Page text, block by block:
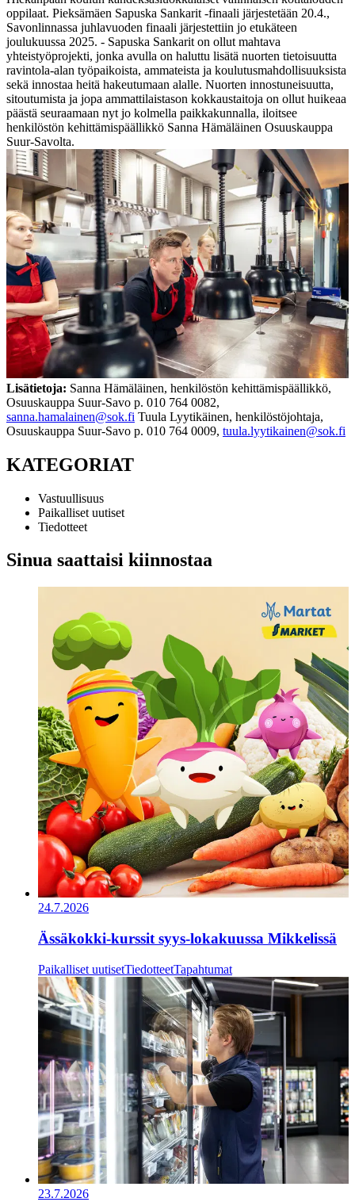
oppilaat. Pieksämäen Sapuska Sankarit -finaali järjestetään 20.4.,
Savonlinnassa juhlavuoden finaali järjestettiin jo etukäteen
joulukuussa 2025. - Sapuska Sankarit on ollut mahtava
yhteistyöprojekti, jonka avulla on haluttu lisätä nuorten tietoisuutta
ravintola-alan työpaikoista, ammateista ja koulutusmahdollisuuksista
sekä innostaa heitä hakeutumaan alalle. Nuorten innostuneisuutta,
sitoutumista ja jopa ammattilaistason kokkaustaitoja on ollut huikeaa
päästä seuraamaan nyt jo kolmella paikkakunnalla, iloitsee
henkilöstön kehittämispäällikkö Sanna Hämäläinen Osuuskauppa
Suur-Savolta.
Lisätietoja: Sanna Hämäläinen, henkilöstön kehittämispäällikkö,
Osuuskauppa Suur-Savo p. 010 764 0082,
sanna.hamalainen@sok.fi Tuula Lyytikäinen, henkilöstöjohtaja,
Osuuskauppa Suur-Savo p. 010 764 0009, tuula.lyytikainen@sok.fi
KATEGORIAT
Vastuullisuus
Paikalliset uutiset
Tiedotteet
Sinua saattaisi kiinnostaa
24.7.2026
Ässäkokki-kurssit syys-lokakuussa Mikkelissä
Paikalliset uutisetTiedotteetTapahtumat
23.7.2026